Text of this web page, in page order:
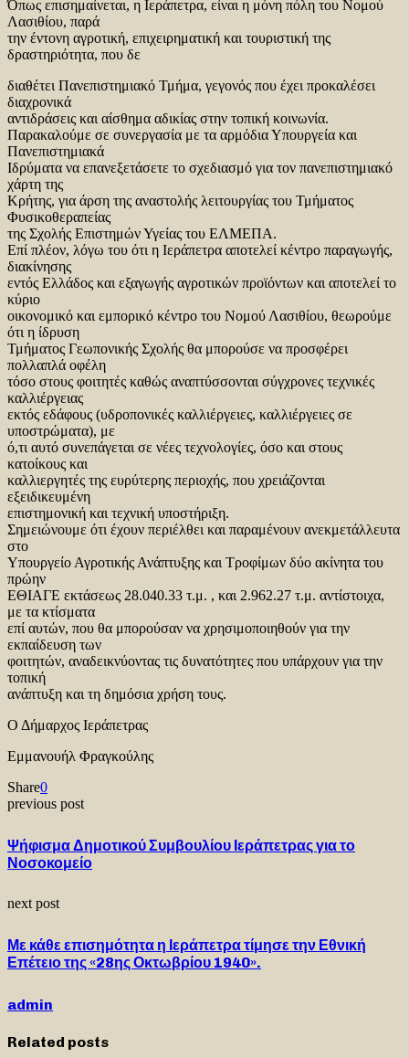
Όπως επισημαίνεται, η Ιεράπετρα, είναι η μόνη πόλη του Νομού
Λασιθίου, παρά
την έντονη αγροτική, επιχειρηματική και τουριστική της
δραστηριότητα, που δε
διαθέτει Πανεπιστημιακό Τμήμα, γεγονός που έχει προκαλέσει
διαχρονικά
αντιδράσεις και αίσθημα αδικίας στην τοπική κοινωνία.
Παρακαλούμε σε συνεργασία με τα αρμόδια Υπουργεία και
Πανεπιστημιακά
Ιδρύματα να επανεξετάσετε το σχεδιασμό για τον πανεπιστημιακό
χάρτη της
Κρήτης, για άρση της αναστολής λειτουργίας του Τμήματος
Φυσικοθεραπείας
της Σχολής Επιστημών Υγείας του ΕΛΜΕΠΑ.
Επί πλέον, λόγω του ότι η Ιεράπετρα αποτελεί κέντρο παραγωγής,
διακίνησης
εντός Ελλάδος και εξαγωγής αγροτικών προϊόντων και αποτελεί το
κύριο
οικονομικό και εμπορικό κέντρο του Νομού Λασιθίου, θεωρούμε
ότι η ίδρυση
Τμήματος Γεωπονικής Σχολής θα μπορούσε να προσφέρει
πολλαπλά οφέλη
τόσο στους φοιτητές καθώς αναπτύσσονται σύγχρονες τεχνικές
καλλιέργειας
εκτός εδάφους (υδροπονικές καλλιέργειες, καλλιέργειες σε
υποστρώματα), με
ό,τι αυτό συνεπάγεται σε νέες τεχνολογίες, όσο και στους
κατοίκους και
καλλιεργητές της ευρύτερης περιοχής, που χρειάζονται
εξειδικευμένη
επιστημονική και τεχνική υποστήριξη.
Σημειώνουμε ότι έχουν περιέλθει και παραμένουν ανεκμετάλλευτα
στο
Υπουργείο Αγροτικής Ανάπτυξης και Τροφίμων δύο ακίνητα του
πρώην
ΕΘΙΑΓΕ εκτάσεως 28.040.33 τ.μ. , και 2.962.27 τ.μ. αντίστοιχα,
με τα κτίσματα
επί αυτών, που θα μπορούσαν να χρησιμοποιηθούν για την
εκπαίδευση των
φοιτητών, αναδεικνύοντας τις δυνατότητες που υπάρχουν για την
τοπική
ανάπτυξη και τη δημόσια χρήση τους.
Ο Δήμαρχος Ιεράπετρας
Εμμανουήλ Φραγκούλης
Share0
previous post
Ψήφισμα Δημοτικού Συμβουλίου Ιεράπετρας για το
Νοσοκομείο
next post
Με κάθε επισημότητα η Ιεράπετρα τίμησε την Εθνική
Επέτειο της «28ης Οκτωβρίου 1940».
admin
Related posts